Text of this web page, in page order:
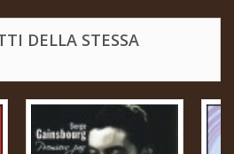
DELLA STESSA